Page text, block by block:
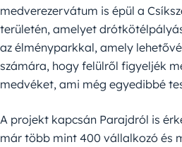
medverezervátum is épül a
területén, amelyet
az élményparkkal, amely
számára, hogy felülről figyeljék
medvéket, ami még egyedibbé
A projekt kapcsán Parajdról is
már több mint 400 vállalkozó és